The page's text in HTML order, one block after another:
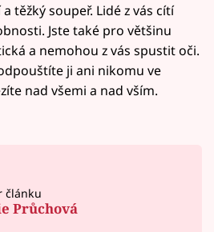
těžký soupeř. Lidé z vás cítí
Jste také pro většinu
a nemohou z vás spustit oči.
ji ani nikomu ve
nad všemi a nad vším.
článku
Průchová